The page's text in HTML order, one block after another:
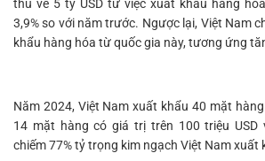
thu về 5 tỷ USD từ việc xuất khẩu hàng
3,9% so với năm trước. Ngược lại, Việt Nam
khẩu hàng hóa từ quốc gia này, tương ứng
Năm 2024, Việt Nam xuất khẩu 40 mặt
14 mặt hàng có giá trị trên 100 triệu USD
chiếm 77% tỷ trọng kim ngạch Việt Nam xuất